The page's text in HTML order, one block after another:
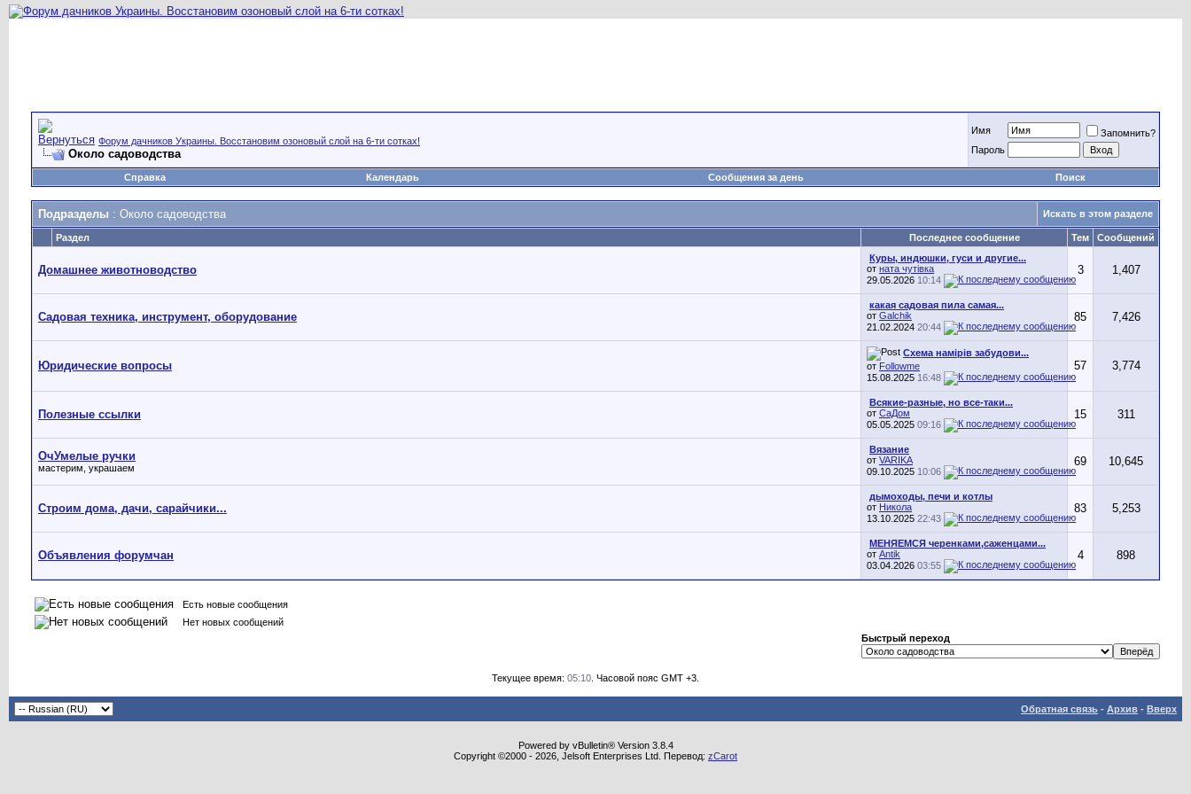
Форум дачников Украины. Восстановим озоновый слой на 6-ти сотках!
Около садоводства
Имя
Запомнить?
Пароль
Справка Календарь Сообщения за день Поиск
Подразделы : Около садоводства Искать в этом разделе
Раздел Последнее сообщение Тем Сообщений
Домашнее животноводство
Куры, индюшки, гуси и другие...
от ната чутівка
29.05.2026 10:14
3 1,407
Садовая техника, инструмент, оборудование
какая садовая пила самая...
от Galchik
21.02.2024 20:44
85 7,426
Юридические вопросы
Схема намірів забудови...
от Followme
15.08.2025 16:48
57 3,774
Полезные ссылки
Всякие-разные, но все-таки...
от СаДом
05.05.2025 09:16
15 311
ОчУмелые ручки
мастерим, украшаем
Вязание
от VARIKA
09.10.2025 10:06
69 10,645
Строим дома, дачи, сарайчики...
дымоходы, печи и котлы
от Никола
13.10.2025 22:43
83 5,253
Объявления форумчан
МЕНЯЕМСЯ черенками,саженцами...
от Antik
03.04.2026 03:55
4 898
Есть новые сообщения
Нет новых сообщений
Быстрый переход
Текущее время: 05:10 . Часовой пояс GMT +3.
Обратная связь - Архив - Вверх
Powered by vBulletin® Version 3.8.4
Copyright ©2000 - 2026, Jelsoft Enterprises Ltd. Перевод: zCarot